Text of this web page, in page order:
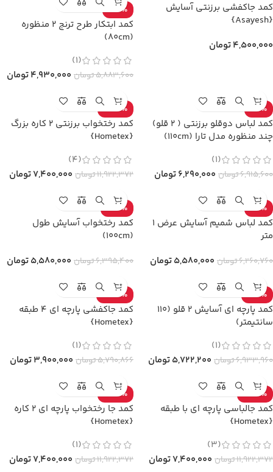
کمد جاکفشی برزنتی آسایش
{Asayesh}
4,500,000تومان
-16%
کمد ابتکار طرح ترنج 2 منظوره
(80cm)
(1)
5,883,600تومان 4,930,000تومان
-9%
کمد لباس دوقلو برزنتی ( 2 قلو)
چند منظوره مدل تارا (110cm)
(1)
6,915,600تومان 6,290,000تومان
-38%
کمد رختخواب برزنتی 2 کاره بزرگ
{Hometex}
(4)
11,922,372تومان 7,400,000تومان
-11%
کمد لباس شمیم آسایش عرض 1
متر
6,260,760تومان 5,580,000تومان
-13%
کمد رختخواب آسایش طول
(100cm)
6,395,400تومان 5,580,000تومان
-17%
کمد پارچه ای آسایش 2 قلو (110
سانتیمتر)
(1)
6,933,960تومان 5,722,200تومان
-33%
کمد جاكفشي پارچه ای 4 طبقه
{Hometex}
(1)
5,790,866تومان 3,900,000تومان
-38%
کمد جالباسی پارچه ای با طبقه
{Hometex}
(3)
11,922,372تومان 7,400,000تومان
-38%
کمد جا رختخواب پارچه ای 2 کاره
{Hometex}
(1)
11,922,372تومان 7,400,000تومان